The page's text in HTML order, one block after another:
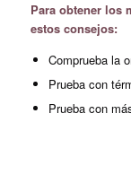
Para obtener los
estos consejos:
Comprueba la
Prueba con
Prueba con